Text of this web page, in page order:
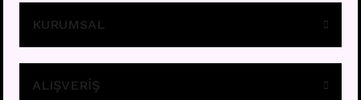
KURUMSAL
ALIŞVERİŞ